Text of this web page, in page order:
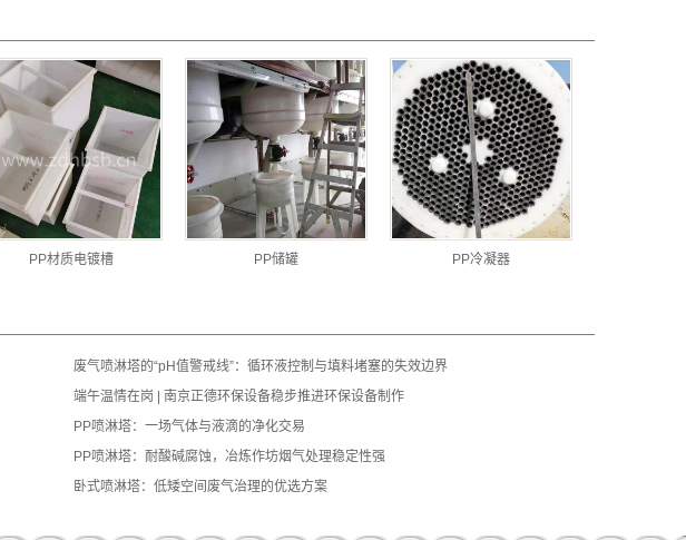
PP材质电镀槽 PP储罐 PP冷凝器
废气喷淋塔的“pH值警戒线”：循环液控制与填料堵塞的失效边界
端午温情在岗 | 南京正德环保设备稳步推进环保设备制作
PP喷淋塔：一场气体与液滴的净化交易
PP喷淋塔：耐酸碱腐蚀，冶炼作坊烟气处理稳定性强
卧式喷淋塔：低矮空间废气治理的优选方案